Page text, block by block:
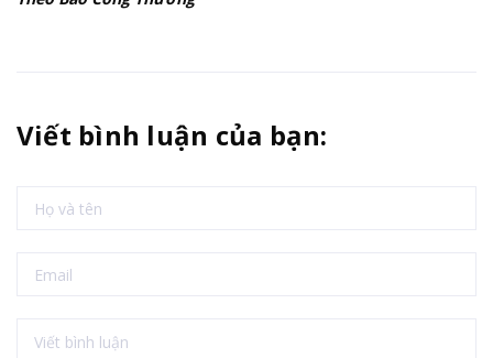
Viết bình luận của bạn: